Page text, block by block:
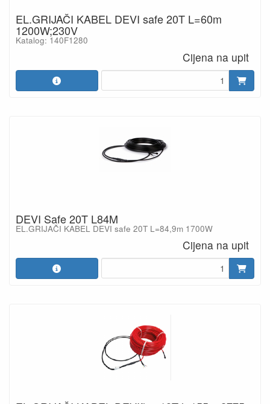
EL.GRIJAČI KABEL DEVI safe 20T L=60m
1200W;230V
Katalog: 140F1280
Cijena na upit
DEVI Safe 20T L84M
EL.GRIJAČI KABEL DEVI safe 20T L=84,9m 1700W
Cijena na upit